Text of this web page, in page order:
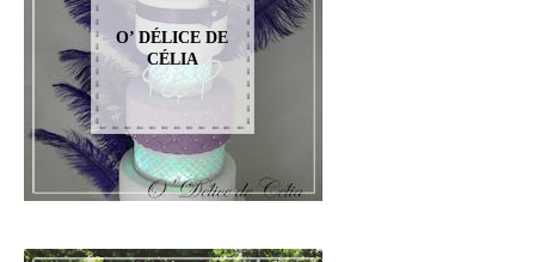
O’ DÉLICE DE
CÉLIA